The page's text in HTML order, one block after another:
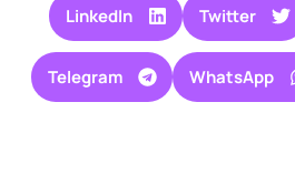
Twitter
LinkedIn
WhatsApp
Telegram